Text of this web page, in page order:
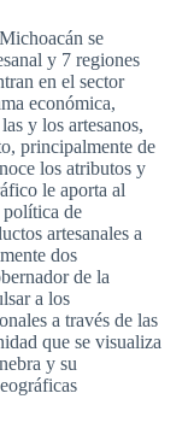
se
y 7 regiones
en el sector
económica,
y los artesanos,
principalmente de
los atributos y
le aporta al
de
artesanales a
dos
de la
a los
a través de las
que se visualiza
y su